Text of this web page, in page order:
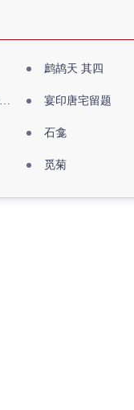
鹧鸪天 其四
宴印唐宅留题
石龛
觅菊